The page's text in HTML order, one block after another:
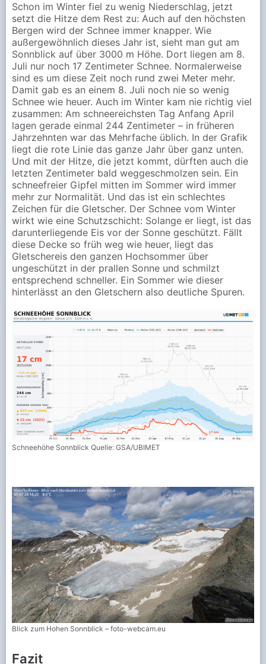
Schon im Winter fiel zu wenig Niederschlag, jetzt
setzt die Hitze dem Rest zu: Auch auf den höchsten
Bergen wird der Schnee immer knapper. Wie
außergewöhnlich dieses Jahr ist, sieht man gut am
Sonnblick auf über 3000 m Höhe. Dort liegen am 8.
Juli nur noch 17 Zentimeter Schnee. Normalerweise
sind es um diese Zeit noch rund zwei Meter mehr.
Damit gab es an einem 8. Juli noch nie so wenig
Schnee wie heuer. Auch im Winter kam nie richtig viel
zusammen: Am schneereichsten Tag Anfang April
lagen gerade einmal 244 Zentimeter – in früheren
Jahrzehnten war das Mehrfache üblich. In der Grafik
liegt die rote Linie das ganze Jahr über ganz unten.
Und mit der Hitze, die jetzt kommt, dürften auch die
letzten Zentimeter bald weggeschmolzen sein. Ein
schneefreier Gipfel mitten im Sommer wird immer
mehr zur Normalität. Und das ist ein schlechtes
Zeichen für die Gletscher. Der Schnee vom Winter
wirkt wie eine Schutzschicht: Solange er liegt, ist das
darunterliegende Eis vor der Sonne geschützt. Fällt
diese Decke so früh weg wie heuer, liegt das
Gletschereis den ganzen Hochsommer über
ungeschützt in der prallen Sonne und schmilzt
entsprechend schneller. Ein Sommer wie dieser
hinterlässt an den Gletschern also deutliche Spuren.
Schneehöhe Sonnblick Quelle: GSA/UBIMET
Blick zum Hohen Sonnblick – foto-webcam.eu
Fazit